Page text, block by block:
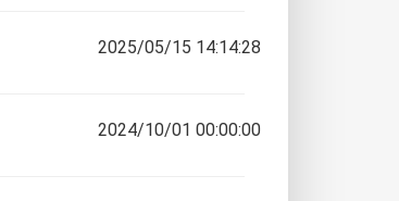
2025/05/15 14:14:28
2024/10/01 00:00:00